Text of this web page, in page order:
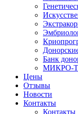
Банк
МИКРО-
Цены
Отзывы
Новости
Контакты
Контакты